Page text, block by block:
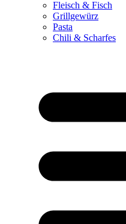
Fleisch & Fisch
Grillgewürz
Pasta
Chili & Scharfes